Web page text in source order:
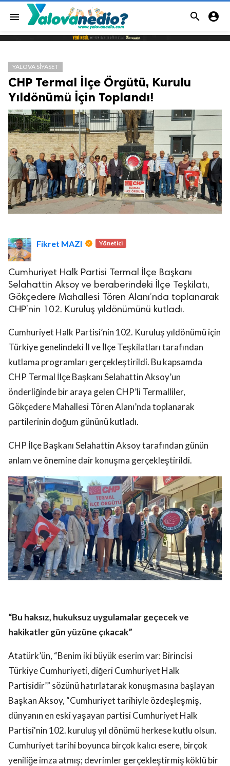
menu  
Asayiş
Saklıdır.
YALOVA SIYASET
CHP Termal İlçe Örgütü, Kurulu
Yıldönümü İçin Toplandı!
Fikret MAZI Yönetici
Cumhuriyet Halk Partisi Termal İlçe Başkanı
Selahattin Aksoy ve beraberindeki İlçe Teşkilatı,
Gökçedere Mahallesi Tören Alanı’nda toplanarak
CHP’nin 102. Kuruluş yıldönümünü kutladı.
Cumhuriyet Halk Partisi’nin 102. Kuruluş yıldönümü için
Türkiye genelindeki İl ve İlçe Teşkilatları tarafından
kutlama programları gerçekleştirildi. Bu kapsamda
CHP Termal İlçe Başkanı Selahattin Aksoy’un
önderliğinde bir araya gelen CHP’li Termalliler,
Gökçedere Mahallesi Tören Alanı’nda toplanarak
partilerinin doğum gününü kutladı.
CHP İlçe Başkanı Selahattin Aksoy tarafından günün
anlam ve önemine dair konuşma gerçekleştirildi.
“Bu haksız, hukuksuz uygulamalar geçecek ve
hakikatler gün yüzüne çıkacak”
Atatürk’ün, “Benim iki büyük eserim var: Birincisi
Türkiye Cumhuriyeti, diğeri Cumhuriyet Halk
Partisidir’” sözünü hatırlatarak konuşmasına başlayan
Başkan Aksoy, “Cumhuriyet tarihiyle özdeşleşmiş,
dünyanın en eski yaşayan partisi Cumhuriyet Halk
Partisi'nin 102. kuruluş yıl dönümü herkese kutlu olsun.
Cumhuriyet tarihi boyunca birçok kalıcı esere, birçok
yeniliğe imza atmış; devrimler gerçekleştirmiş köklü bir